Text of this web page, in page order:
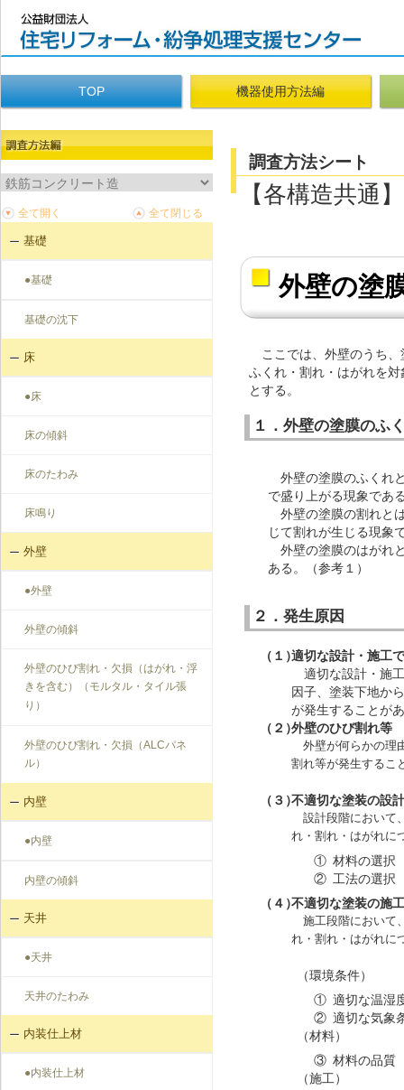
TOP 機器使用方法編
基礎
●基礎
基礎の沈下
床
●床
床の傾斜
床のたわみ
床鳴り
外壁
●外壁
外壁の傾斜
外壁のひび割れ・欠損（はがれ・浮
きを含む）（モルタル・タイル張
り）
外壁のひび割れ・欠損（ALCパネ
ル）
内壁
●内壁
内壁の傾斜
天井
●天井
天井のたわみ
内装仕上材
●内装仕上材
調査方法シート
【各構造共通】
外壁の塗
ここでは、外壁のうち、
ふくれ・割れ・はがれを
とする。
１．外壁の塗膜のふ
外壁の塗膜のふくれ
で盛り上がる現象であ
外壁の塗膜の割れと
じて割れが生じる現象
外壁の塗膜のはがれ
ある。（参考１）
２．発生原因
（１）適切な設計・施工
適切な設計・施
因子、塗装下地か
が発生することが
（２）外壁のひび割れ等
外壁が何らかの理
割れ等が発生するこ
（３）不適切な塗装の設計
設計段階において
れ・割れ・はがれに
① 材料の選択
② 工法の選択
（４）不適切な塗装の施
施工段階において
れ・割れ・はがれに
（環境条件）
① 適切な温湿
② 適切な気象
（材料）
③ 材料の品質
（施工）